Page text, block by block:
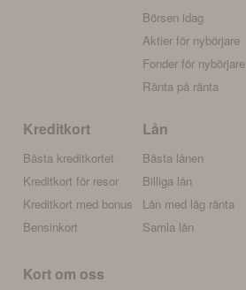
Börsen idag
Aktier för nybörjare
Fonder för nybörjare
Ränta på ränta
Kreditkort
Bästa kreditkortet
Kreditkort för resor
Kreditkort med bonus
Bensinkort
Lån
Bästa lånen
Billiga lån
Lån med låg ränta
Samla lån
Kort om oss